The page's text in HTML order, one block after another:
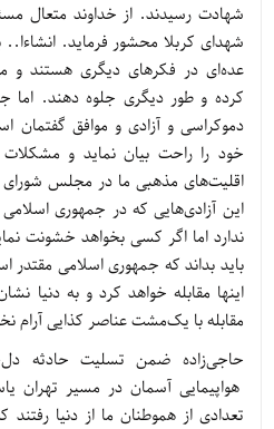
شهادت رسیدند. از خداوند متعال
شهدای کربلا محشور فرماید. انشاءا..
عده‌ای در فکرهای دیگری هستند و
کرده و طور دیگری جلوه دهند. اما
دموکراسی و آزادی و موافق
خود را راحت بیان نماید و
اقلیت‌های مذهبی ما در مجلس شورای
این آزادی‌هایی که در جمهوری
ندارد اما اگر کسی بخواهد خشونت
باید بداند که جمهوری اسلامی
اینها مقابله خواهد کرد و به دنیا
مقابله با یک‌مشت عناصر کذایی آرام
هواپیمایی آسمان در مسیر تهران
تعدادی از هموطنان ما از دنیا